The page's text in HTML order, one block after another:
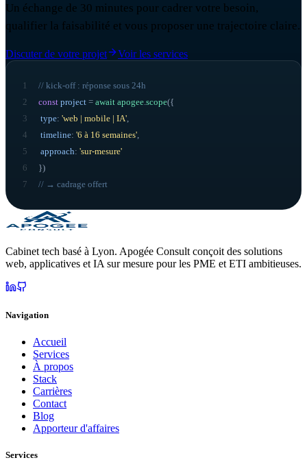
Un échange de 30 minutes pour cadrer votre besoin,
qualifier la faisabilité et vous proposer une trajectoire claire.
Discuter de votre projet Voir les services
1
// kick-off : réponse sous 24h
2
const project = await apogee scope({
3
type: 'web | mobile | IA'
4
timeline: '6 à 16 semaines'
5
approach: 'sur-mesure'
6
})
7
// → cadrage offert
Cabinet tech basé à Lyon. Apogée Consult conçoit des solutions
web, applicatives et IA sur mesure pour les PME et ETI ambitieuses.
Navigation
Accueil
Services
À propos
Stack
Carrières
Contact
Blog
Apporteur d'affaires
Services